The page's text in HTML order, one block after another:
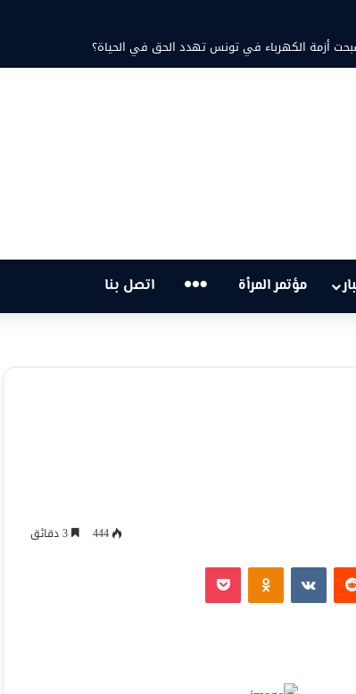
أزمة الكهرباء في تونس تهدد الحق في الحياة؟
مؤتمر المرأة … اتصل بنا
444
Odnoklassniki
‫Pocket